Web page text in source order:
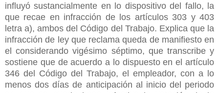
influyó sustancialmente en lo dispositivo del fallo, la
que recae en infracción de los artículos 303 y 403
letra a), ambos del Código del Trabajo. Explica que la
infracción de ley que reclama queda de manifiesto en
el considerando vigésimo séptimo, que transcribe y
sostiene que de acuerdo a lo dispuesto en el artículo
346 del Código del Trabajo, el empleador, con a lo
menos dos días de anticipación al inicio del periodo